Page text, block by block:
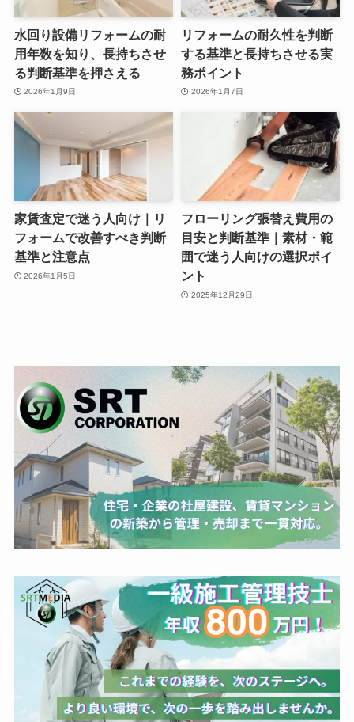
水回り設備リフォームの耐
用年数を知り、長持ちさせ
る判断基準を押さえる
2026年1月9日
リフォームの耐久性を判断
する基準と長持ちさせる実
務ポイント
2026年1月7日
家賃査定で迷う人向け｜リ
フォームで改善すべき判断
基準と注意点
2026年1月5日
フローリング張替え費用の
目安と判断基準｜素材・範
囲で迷う人向けの選択ポイ
ント
2025年12月29日